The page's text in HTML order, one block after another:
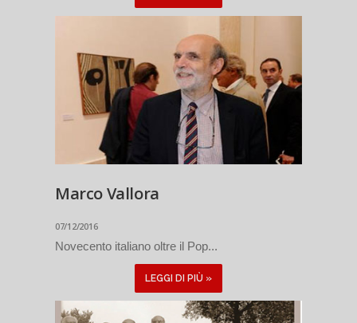
Marco Vallora
07/12/2016
Novecento italiano oltre il Pop...
LEGGI DI PIÙ »